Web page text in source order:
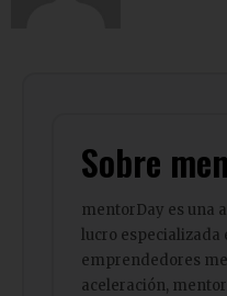
Sobre
mentorDay es una
lucro especializada
emprendedores
aceleración,